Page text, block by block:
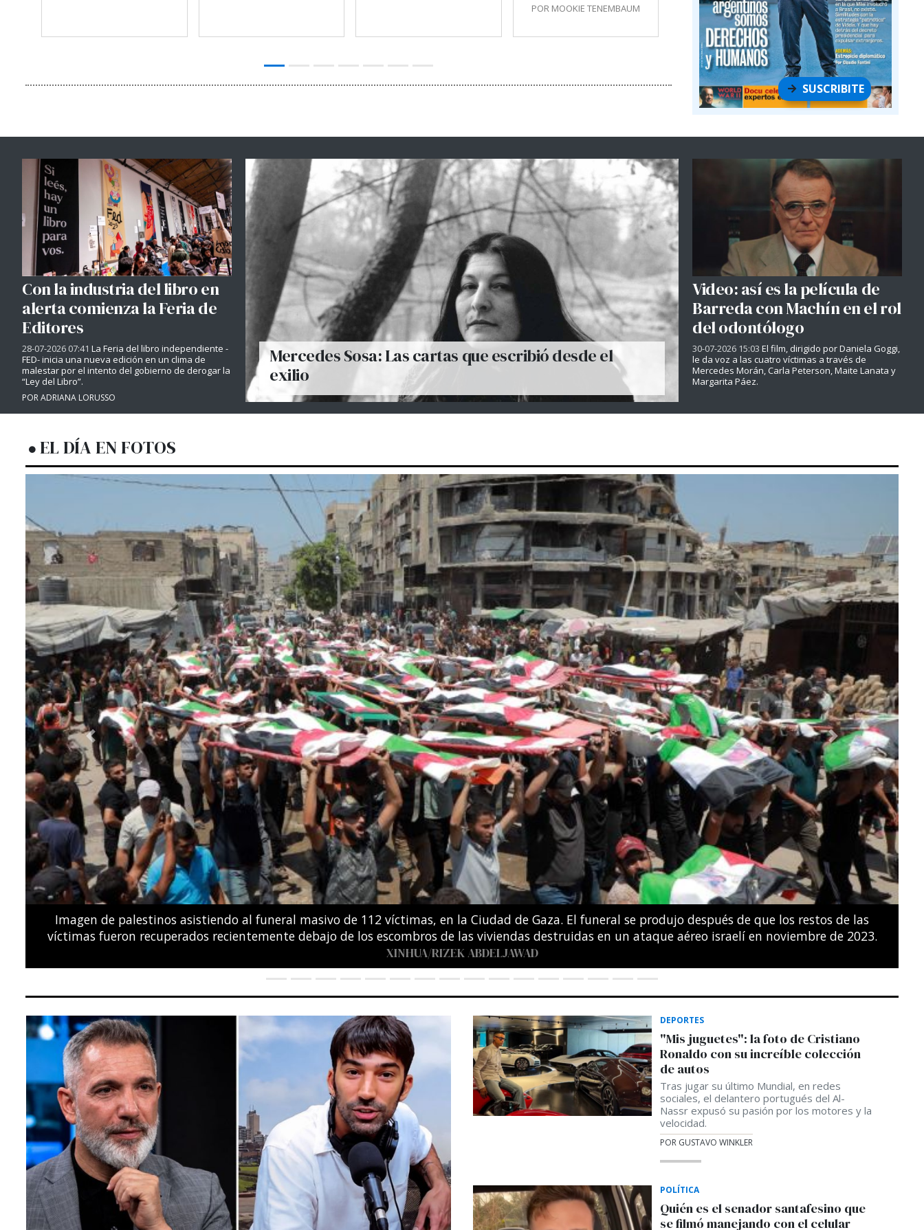
POR MOOKIE TENEMBAUM
SUSCRIBITE
Con la industria del libro en
alerta comienza la Feria de
Editores
28-07-2026 07:41 La Feria del libro independiente -
FED- inicia una nueva edición en un clima de
malestar por el intento del gobierno de derogar la
“Ley del Libro”.
POR ADRIANA LORUSSO
Mercedes Sosa: Las cartas que escribió desde el
exilio
Video: así es la película de
Barreda con Machín en el rol
del odontólogo
30-07-2026 15:03 El film, dirigido por Daniela Goggi,
le da voz a las cuatro víctimas a través de
Mercedes Morán, Carla Peterson, Maite Lanata y
Margarita Páez.
EL DÍA EN FOTOS
Los nadadores españoles de estilo libre Dennis González Boneu e Iris Tío Casas compiten en la final de natación artística por parejas mixtas durante
el Campeonato Europeo de Natación LEN, en el Centro Acuático Olímpico de Saint-Denis, en las afueras del noreste de París. SÉBASTIEN BOZON / AFP
Previous Next
"Mis juguetes": la foto de Cristiano
Ronaldo con su increíble colección
de autos
Tras jugar su último Mundial, en redes
sociales, el delantero portugués del Al-
Nassr expusó su pasión por los motores y la
velocidad.
POR GUSTAVO WINKLER
Quién es el senador santafesino que
se filmó manejando con el celular
En redes sociales se viralizó el video de un